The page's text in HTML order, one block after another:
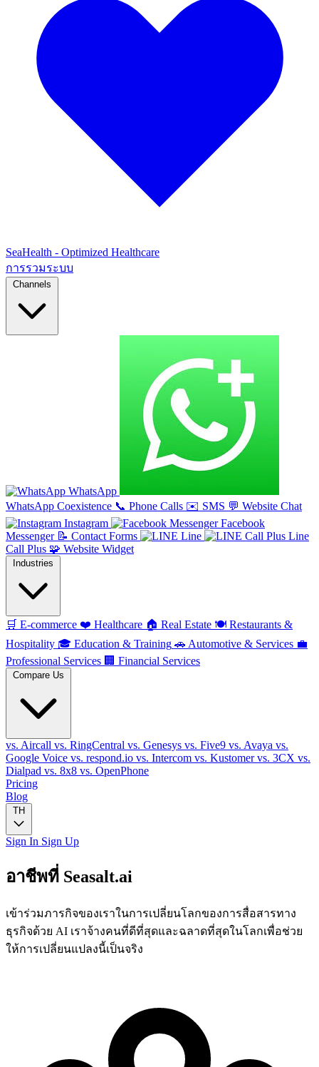
SeaHealth - Optimized Healthcare
การรวมระบบ
Channels
WhatsApp
WhatsApp Coexistence 📞 Phone Calls ✉️ SMS 💬 Website Chat
Instagram
Facebook
Messenger 📝 Contact Forms Line
Line
Call Plus 🧩 Website Widget
Industries
🛒 E-commerce ❤️ Healthcare 🏠 Real Estate 🍽️ Restaurants &
Hospitality 🎓 Education & Training 🚗 Automotive & Services 💼
Professional Services 🏢 Financial Services
Compare Us
vs. Aircall vs. RingCentral vs. Genesys vs. Five9 vs. Avaya vs.
Google Voice vs. respond.io vs. Intercom vs. Kustomervs. 3CX vs.
Dialpad vs. 8x8 vs. OpenPhone
Pricing
Blog
TH
Sign In Sign Up
อาชีพที่ Seasalt.ai
เข้าร่วมภารกิจของเราในการเปลี่ยนโลกของการสื่อสารทาง
ธุรกิจด้วย AI เราจ้างคนที่ดีที่สุดและฉลาดที่สุดในโลกเพื่อช่วย
ให้การเปลี่ยนแปลงนี้เป็นจริง